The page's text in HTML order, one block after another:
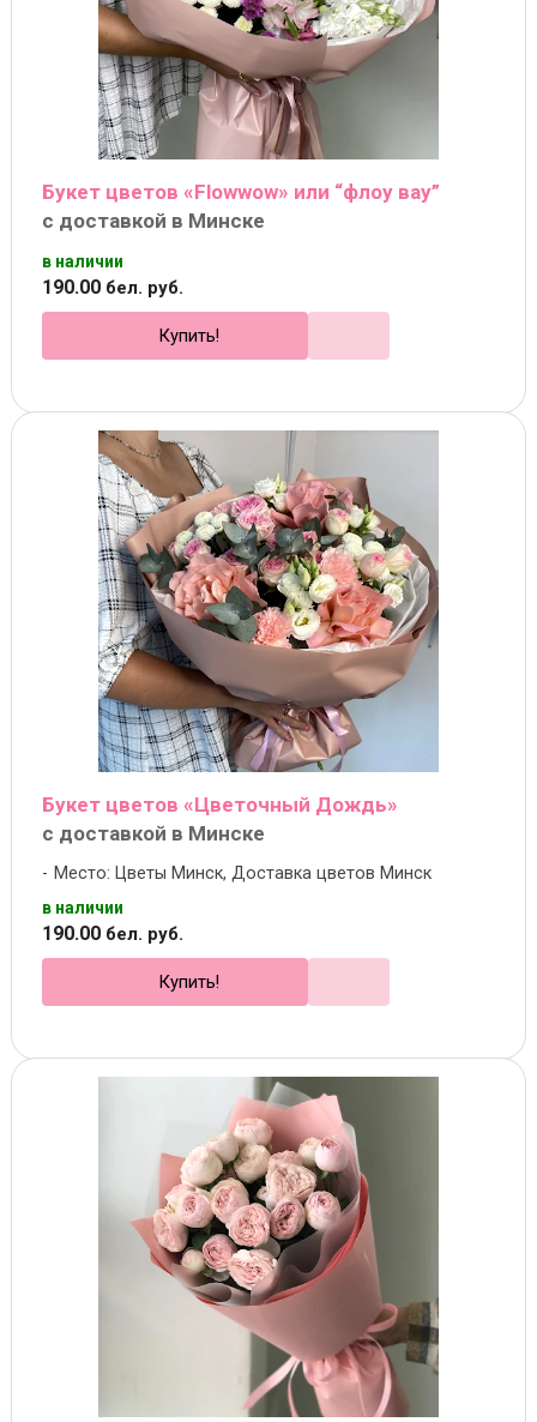
Букет цветов «Flowwow» или “флоу вау”
с доставкой в Минске
в наличии
190.00 бел. руб.
Купить!
Букет цветов «Цветочный Дождь»
с доставкой в Минске
Место: Цветы Минск, Доставка цветов Минск
в наличии
190.00 бел. руб.
Купить!